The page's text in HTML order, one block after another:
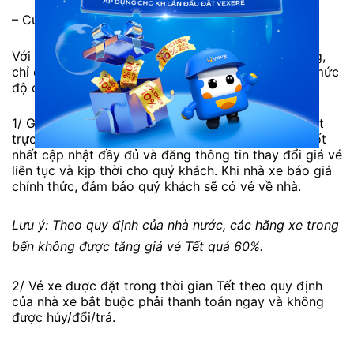
– Cuối cùng, Bước 5: Sử dụng mã code để lên xe
Với những thao tác đặt vé xe nhanh chóng, dễ dàng,
chỉ cần truy cập VeXeRe.com. Chúng tôi đảm bảo mức
độ chính xác về thông tin và an toàn thanh toán.
1/ Giá vé Tết là do nhà xe tự quyết định và cập nhật
trực tiếp trên VeXeRe.com. Chúng tôi sẽ cố gắng tốt
nhất cập nhật đầy đủ và đăng thông tin thay đổi giá vé
liên tục và kịp thời cho quý khách. Khi nhà xe báo giá
chính thức, đảm bảo quý khách sẽ có vé về nhà.
Lưu ý: Theo quy định của nhà nước, các hãng xe trong
bến không được tăng giá vé Tết quá 60%.
2/ Vé xe được đặt trong thời gian Tết theo quy định
của nhà xe bắt buộc phải thanh toán ngay và không
được hủy/đổi/trả.